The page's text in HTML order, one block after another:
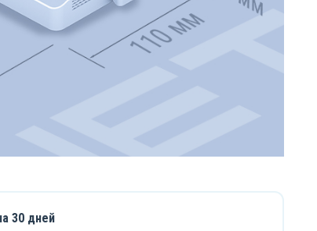
30 дней